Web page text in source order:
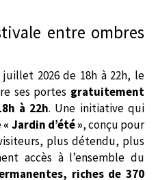
entre ombres
2026 de 18h à 22h, le
ses portes gratuitement
à 22h. Une initiative qui
« Jardin d’été », conçu pour
plus détendu, plus
accès à l’ensemble du
riches de 370